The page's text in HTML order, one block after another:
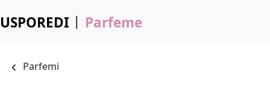
USPOREDI Parfeme
Parfemi